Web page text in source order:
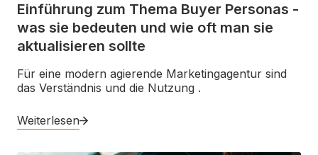
Einführung zum Thema Buyer Personas -
was sie bedeuten und wie oft man sie
aktualisieren sollte
Für eine modern agierende Marketingagentur sind
das Verständnis und die Nutzung .
Weiterlesen